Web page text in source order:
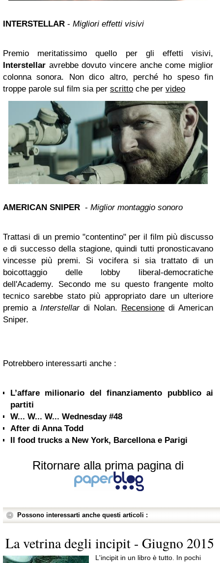
INTERSTELLAR - Migliori effetti visivi
Premio meritatissimo quello per gli effetti visivi,
Interstellar avrebbe dovuto vincere anche come miglior
colonna sonora. Non dico altro, perché ho speso fin
troppe parole sul film sia per scritto che per video
AMERICAN SNIPER - Miglior montaggio sonoro
Trattasi di un premio "contentino" per il film più discusso
e di successo della stagione, quindi tutti pronosticavano
vincesse più premi. Si vocifera si sia trattato di un
boicottaggio delle lobby liberal-democratiche
dell'Academy. Secondo me su questo frangente molto
tecnico sarebbe stato più appropriato dare un ulteriore
premio a Interstellar di Nolan. Recensione di American
Sniper.
Potrebbero interessarti anche :
L’affare milionario del finanziamento pubblico ai
partiti
W... W... W... Wednesday #48
After di Anna Todd
Il food trucks a New York, Barcellona e Parigi
Ritornare alla prima pagina di
Possono interessarti anche questi articoli :
La vetrina degli incipit - Giugno 2015
L'incipit in un libro è tutto. In pochi